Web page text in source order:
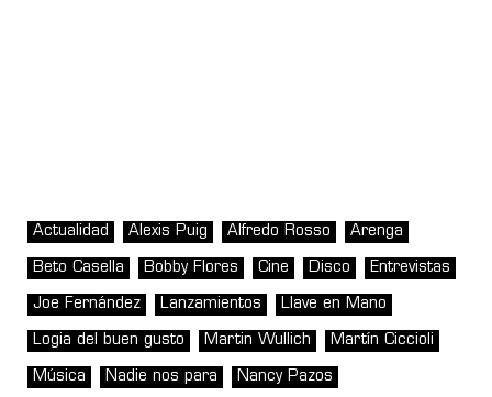
Actualidad Alexis Puig Alfredo Rosso Arenga
Beto Casella Bobby Flores Cine Disco Entrevistas
Joe Fernández Lanzamientos Llave en Mano
Logia del buen gusto Martin Wullich Martín Ciccioli
Música Nadie nos para Nancy Pazos